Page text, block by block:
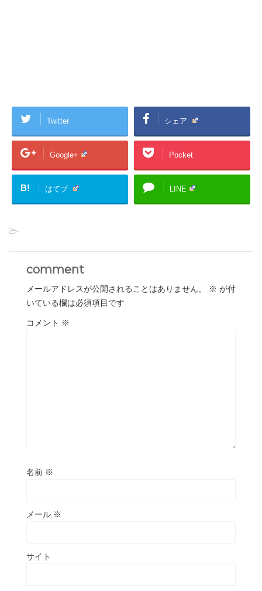
Twitter シェア
Google+ Pocket
B! はてブ LINE
-
comment
メールアドレスが公開されることはありません。 ※ が付
いている欄は必須項目です
コメント ※
名前 ※
メール ※
サイト